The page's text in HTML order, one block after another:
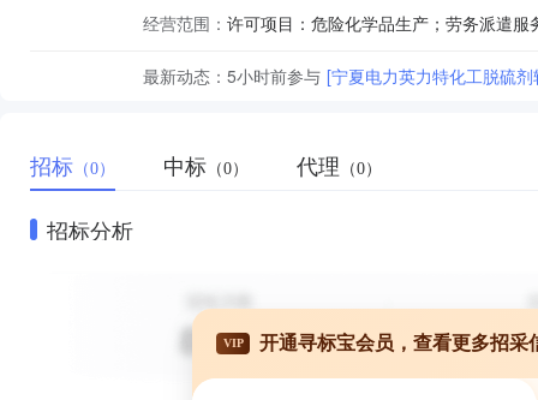
经营范围：
最新动态： 5小时前参与 [宁夏电力英力特化工脱硫
招标 （0） 中标 （0） 代理 （0）
招标分析
VIP 开通寻标宝会员，查看更多招采